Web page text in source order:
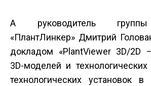
А руководитель группы
«ПлантЛинкер» Дмитрий
докладом «PlantViewer 3D/2D
3D-моделей и
технологических установок